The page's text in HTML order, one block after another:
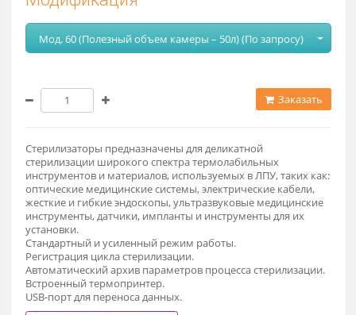
Мод. 60 (Полезный объем камеры – 50л) (По запросу)
Стерилизаторы предназначены для деликатной
стерилизации широкого спектра термолабильных
инструментов и материалов, используемых в ЛПУ, таких
оптические медицинские системы, электрические кабели,
жесткие и гибкие эндоскопы, ультразвуковые